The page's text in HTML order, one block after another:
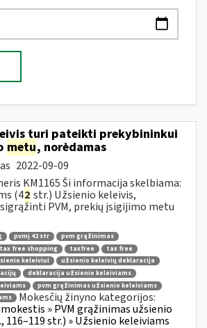
turi pateikti prekybininkui
metu, norėdamas
2022-09-09
KM1165 Ši informacija skelbiama:
(42 str.) Užsienio keleivis,
PVM, prekių įsigijimo metu
pvmį 42 str
pvm grąžinimas
tax free shopping taxfree
tax free
keleiviui
užsienio keleivių deklaracija
deklaracija užsienio keleiviams
pvm grąžinimas užsienio keleiviams
Mokesčių žinyno kategorijos:
» PVM grąžinimas užsienio
116–119 str.) » Užsienio keleiviams